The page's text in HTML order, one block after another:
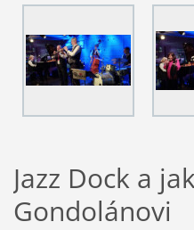
Jazz Dock a
Gondolánovi